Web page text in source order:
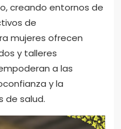
creando entornos de
de
mujeres ofrecen
y talleres
a las
y la
de salud.